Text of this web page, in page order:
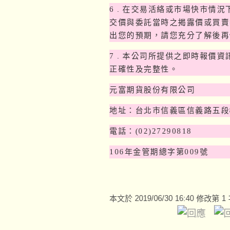
6 . 在交易活絡或市場快市情況
交價與委託當時之揭露價或買
出您的預期，請您充分了解後
7 . 本公司所提供之即時報價資
正確性及完整性。
元富期貨股份有限公司
地址：台北市信義區信義路五段
電話： (02)27290818
106 年金管期總字第009 號
本文於 2019/06/30 16:40 修改第 1